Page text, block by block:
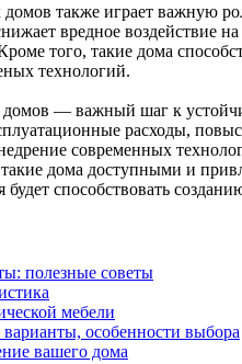
также играет важную
вредное воздействие
того, такие дома
технологий.
домов — важный шаг к
расходы,
современных
дома доступными и
способствовать
полезные советы
мебели
особенности выбора
вашего дома